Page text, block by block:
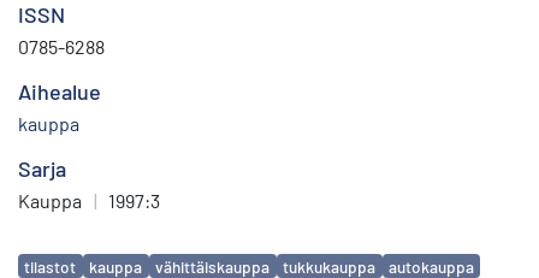
ISSN
0785-6288
Aihealue
kauppa
Sarja
Kauppa | 1997:3
Avainsanat
tilastot kauppa vähittäiskauppa tukkukauppa autokauppa